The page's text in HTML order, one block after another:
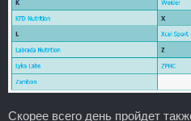
Скорее всего день пройдет